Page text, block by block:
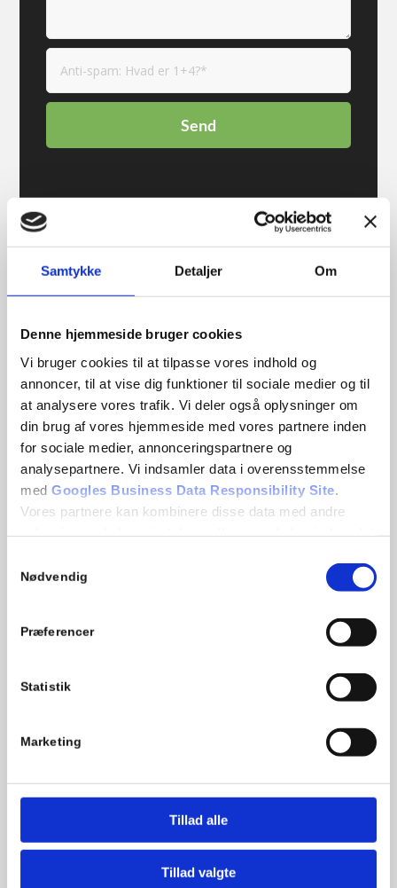
Samtykke Detaljer Om
Denne hjemmeside bruger cookies
Vi bruger cookies til at tilpasse vores indhold og
annoncer, til at vise dig funktioner til sociale medier og til
at analysere vores trafik. Vi deler også oplysninger om
din brug af vores hjemmeside med vores partnere inden
for sociale medier, annonceringspartnere og
analysepartnere. Vi indsamler data i overensstemmelse
med Googles Business Data Responsibility Site
Vores partnere kan kombinere disse data med andre
Nødvendig
Præferencer
Statistik
Marketing
Tillad alle
Tillad valgte
SysTec Baltic UAB
Address
Dzūkų str. 15, Kaunas
VAT: LT100017157218
+370 616 06500
info@systec.dk
Contact us